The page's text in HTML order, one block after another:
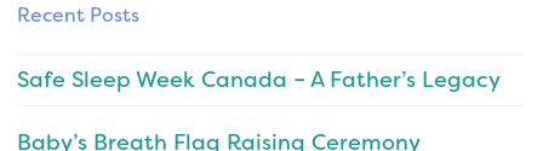
Recent Posts
Safe Sleep Week Canada – A Father’s Legacy
Baby’s Breath Flag Raising Ceremony